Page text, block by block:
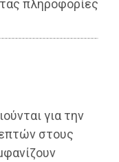
πληροφορίες
για την
στους